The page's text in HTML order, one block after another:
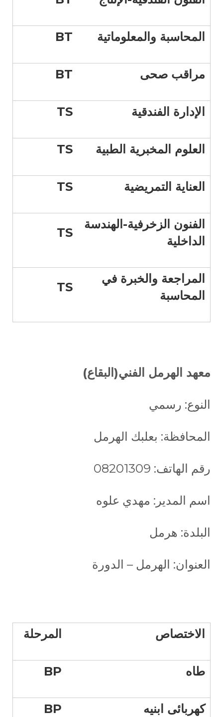
BT المحاسبة والمعلوماتية
BT مراقب صحى
TS الإدارة الفندقية
TS العلوم المخبرية الطبية
TS العناية التمريضية
TS
الفنون الزخرفية-الهندسة
الداخلية
TS
المراجعة والخبرة في
المحاسبة
معهد الهرمل الفني(البقاع)
النوع: رسمي
المحافظة: بعلبك الهرمل
رقم الهاتف: 08201309
اسم المدير: مهدي علوه
البلدة: هرمل
العنوان: الهرمل – الدورة
المرحلة الاختصاص
BP طاه
BP كهربائى ابنيه